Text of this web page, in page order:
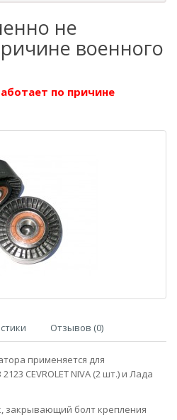
не
военного
по причине
Отзывов (0)
применяется для
CEVROLET NIVA (2 шт.) и Лада
закрывающий болт крепления